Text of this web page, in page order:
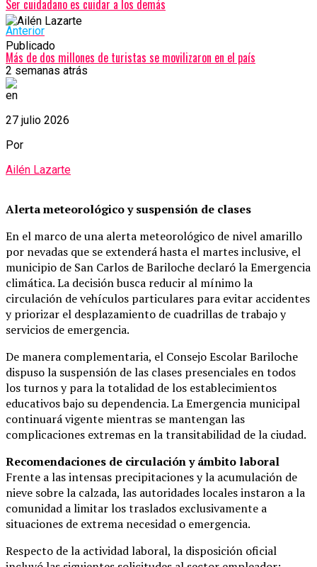
Ser cuidadano es cuidar a los demás
Anterior
Más de dos millones de turistas se movilizaron en el país
Publicado
2 semanas atrás
en
27 julio 2026
Por
Ailén Lazarte
Alerta meteorológico y suspensión de clases
En el marco de una alerta meteorológico de nivel amarillo
por nevadas que se extenderá hasta el martes inclusive, el
municipio de San Carlos de Bariloche declaró la Emergencia
climática. La decisión busca reducir al mínimo la
circulación de vehículos particulares para evitar accidentes
y priorizar el desplazamiento de cuadrillas de trabajo y
servicios de emergencia.
De manera complementaria, el Consejo Escolar Bariloche
dispuso la suspensión de las clases presenciales en todos
los turnos y para la totalidad de los establecimientos
educativos bajo su dependencia. La Emergencia municipal
continuará vigente mientras se mantengan las
complicaciones extremas en la transitabilidad de la ciudad.
Recomendaciones de circulación y ámbito laboral
Frente a las intensas precipitaciones y la acumulación de
nieve sobre la calzada, las autoridades locales instaron a la
comunidad a limitar los traslados exclusivamente a
situaciones de extrema necesidad o emergencia.
Respecto de la actividad laboral, la disposición oficial